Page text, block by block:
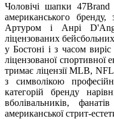
Чоловічі шапки
американського
Артуром і Анрі
ліцензованих
у Бостоні і з часом
ліцензованої
тримає ліцензії MLB,
з символікою
категорій бренду
вболівальників,
американської стрит-